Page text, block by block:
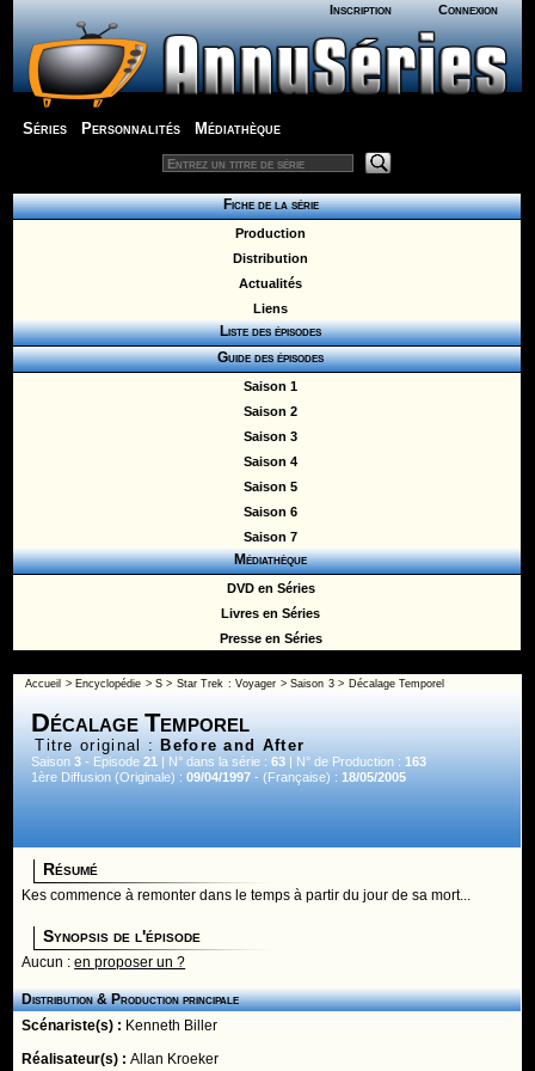
Inscription Connexion
Séries Personnalités Médiathèque
Fiche de la série
Production
Distribution
Actualités
Liens
Liste des épisodes
Guide des épisodes
Saison 1
Saison 2
Saison 3
Saison 4
Saison 5
Saison 6
Saison 7
Médiathèque
DVD en Séries
Livres en Séries
Presse en Séries
Accueil > Encyclopédie >S > Star Trek : Voyager >Saison 3> Décalage Temporel
Décalage Temporel
Titre original : Before and After
Saison3 - Episode21 | N° dans la série :63 | N° de Production :163
1ère Diffusion (Originale) :09/04/1997 - (Française) :18/05/2005
Résumé
Kes commence à remonter dans le temps à partir du jour de sa mort...
Synopsis de l'épisode
Aucun :en proposer un ?
Distribution & Production principale
Scénariste(s) : Kenneth Biller
Réalisateur(s) :Allan Kroeker